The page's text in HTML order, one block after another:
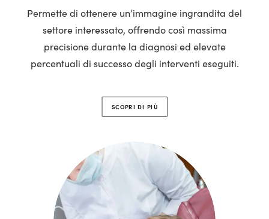
Permette di ottenere un’immagine ingrandita del
settore interessato, offrendo così massima
precisione durante la diagnosi ed elevate
percentuali di successo degli interventi eseguiti.
SCOPRI DI PIÙ